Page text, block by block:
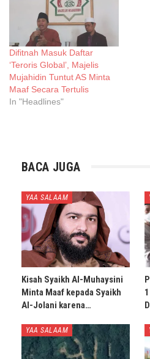
Difitnah Masuk Daftar
‘Teroris Global’, Majelis
Mujahidin Tuntut AS Minta
Maaf Secara Tertulis
In "Headlines"
BACA JUGA
YAA SALAAM
Kisah Syaikh Al-Muhaysini
Minta Maaf kepada Syaikh
Al-Jolani karena…
YAA SALAAM